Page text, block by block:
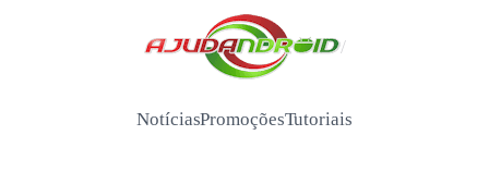
/
NotíciasPromoçõesTutoriais